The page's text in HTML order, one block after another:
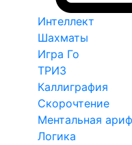
Интеллект
Шахматы
Игра Го
ТРИЗ
Каллиграфия
Скорочтение
Ментальная
Логика